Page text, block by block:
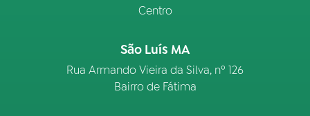
Centro
São Luís MA
Rua Armando Vieira da Silva, nº 126
Bairro de Fátima